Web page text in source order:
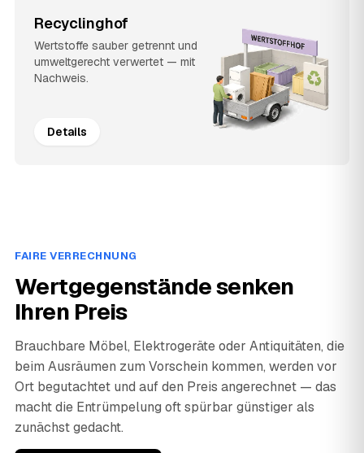
Recyclinghof
Wertstoffe sauber getrennt und
umweltgerecht verwertet — mit
Nachweis.
Details
FAIRE VERRECHNUNG
Wertgegenstände senken
Ihren Preis
Brauchbare Möbel, Elektrogeräte oder Antiquitäten, die
beim Ausräumen zum Vorschein kommen, werden vor
Ort begutachtet und auf den Preis angerechnet — das
macht die Entrümpelung oft spürbar günstiger als
zunächst gedacht.